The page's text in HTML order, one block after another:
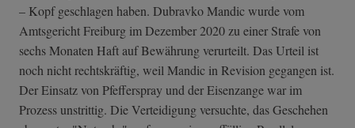
– Kopf geschlagen haben. Dubravko Mandic wurde vom
Amtsgericht Freiburg im Dezember 2020 zu einer Strafe von
sechs Monaten Haft auf Bewährung verurteilt. Das Urteil ist
noch nicht rechtskräftig, weil Mandic in Revision gegangen ist.
Der Einsatz von Pfefferspray und der Eisenzange war im
Prozess unstrittig. Die Verteidigung versuchte, das Geschehen